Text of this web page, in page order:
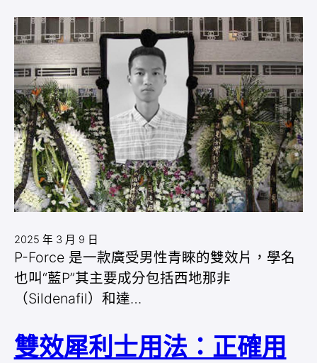
2025 年 3 月 9 日
P-Force 是一款廣受男性青睞的雙效片，學名
也叫“藍P”其主要成分包括西地那非
（Sildenafil）和達…
雙效犀利士用法：正確用